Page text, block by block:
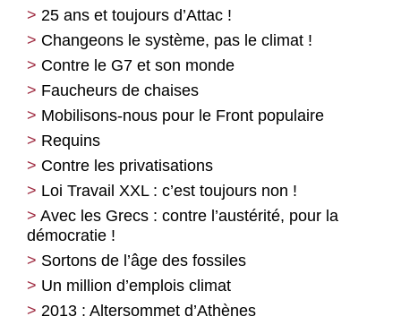
25 ans et toujours d’Attac !
Changeons le système, pas le climat !
Contre le G7 et son monde
Faucheurs de chaises
Mobilisons-nous pour le Front populaire
Requins
Contre les privatisations
Loi Travail XXL : c’est toujours non !
Avec les Grecs : contre l’austérité, pour la
démocratie !
Sortons de l’âge des fossiles
Un million d’emplois climat
2013 : Altersommet d’Athènes